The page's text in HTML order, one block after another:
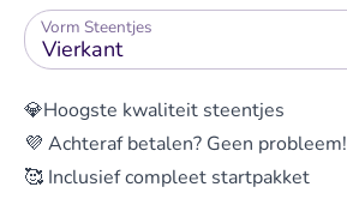
Vorm Steentjes
Vierkant
💎Hoogste kwaliteit steentjes
💜 Achteraf betalen? Geen probleem!
🥰 Inclusief compleet startpakket